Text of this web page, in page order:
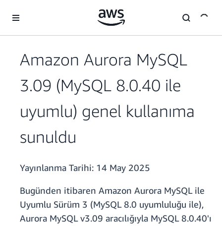
Amazon Aurora MySQL
3.09 (MySQL 8.0.40 ile
uyumlu) genel kullanıma
sunuldu
Yayınlanma Tarihi: 14 May 2025
Bugünden itibaren Amazon Aurora MySQL ile
Uyumlu Sürüm 3 (MySQL 8.0 uyumluluğu ile),
Aurora MySQL v3.09 aracılığıyla MySQL 8.0.40'ı